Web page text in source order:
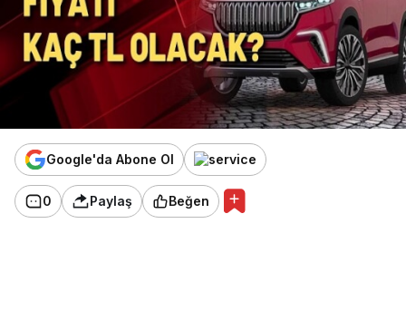
Google'da Abone Ol
0 Paylaş Beğen